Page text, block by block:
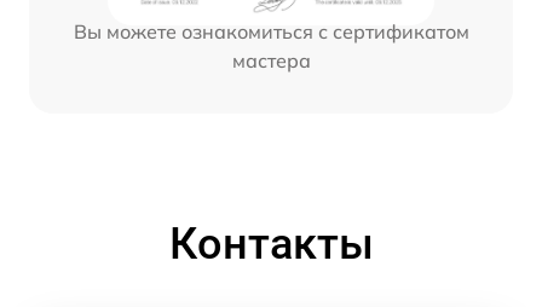
Вы можете ознакомиться с сертификатом
мастера
Контакты